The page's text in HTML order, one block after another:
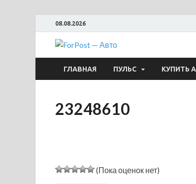
08.08.2026
ГЛАВНАЯ ПУЛЬС КУПИТЬ
23248610
(Пока оценок нет)